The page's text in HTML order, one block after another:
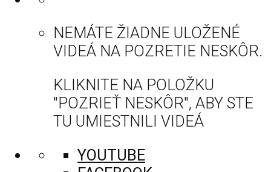
NEMÁTE ŽIADNE ULOŽENÉ
VIDEÁ NA POZRETIE NESKÔR.
KLIKNITE NA POLOŽKU
"POZRIEŤ NESKÔR", ABY STE
TU UMIESTNILI VIDEÁ
YOUTUBE